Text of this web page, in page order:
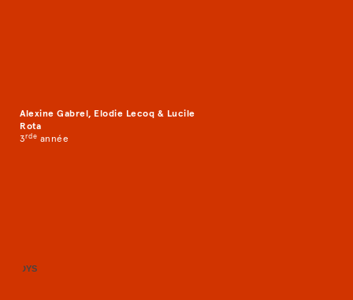
Alexine Gabrel, Elodie Lecoq & Lucile
Rota
3rde année
DYS